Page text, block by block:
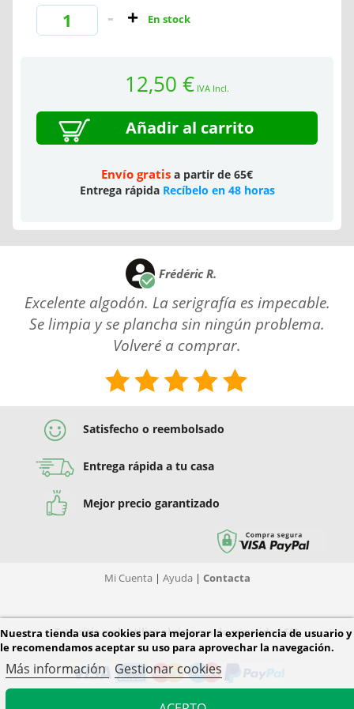
Nuestra tienda usa cookies para mejorar la experiencia de usuario y
le recomendamos aceptar su uso para aprovechar la navegación.
Más información Gestionar cookies
En stock
12,50 € IVA Incl.
Añadir al carrito
Envío gratis a partir de 65€
Entrega rápida Recíbelo en 48 horas
Frédéric R.
Excelente algodón. La serigrafía es impecable.
Se limpia y se plancha sin ningún problema.
Volveré a comprar.
Satisfecho o reembolsado
Entrega rápida a tu casa
Mejor precio garantizado
Mi Cuenta | Ayuda | Contacta
Este sitio web utiliza el sistema de seguridad SSL